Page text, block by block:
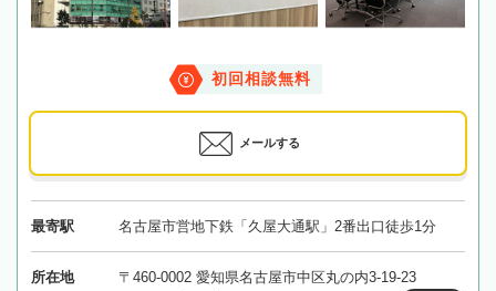
初回相談無料
メールする
最寄駅 名古屋市営地下鉄「久屋大通駅」2番出口徒歩1分
所在地
〒460-0002 愛知県名古屋市中区丸の内3-19-23